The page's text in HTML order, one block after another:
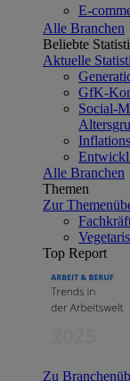
E-
Alle Branchen
Beliebte
Aktuelle
GfK-
Social-
Alle Branchen
Themen
Zur
Top Report
Zu